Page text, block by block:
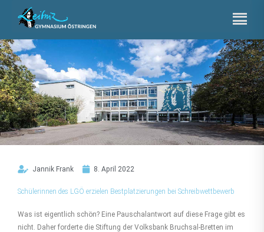
Jannik Frank 8. April 2022
Schülerinnen des LGÖ erzielen Bestplatzierungen bei Schreibwettbewerb
Was ist eigentlich schön? Eine Pauschalantwort auf diese Frage gibt es
nicht. Daher forderte die Stiftung der Volksbank Bruchsal-Bretten im